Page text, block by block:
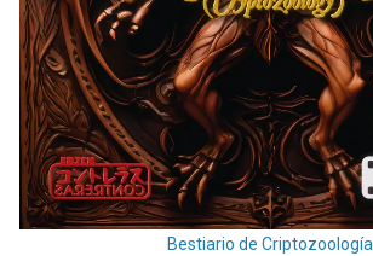
Bestiario de Criptozoología.